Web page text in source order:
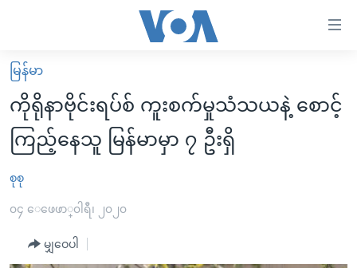
လွယ်ကူ
စေ
သည့်
Link
များ
ပင်မ
မူလစာမျက်နှာ
မြန်မာ
ကမ္ဘာ့သတင်းများ
အစ္စရေး-ပါလက်စတိုင်း
သတင်းလွတ်လပ်ခွင့်
အင်္ဂလိပ်စာလေ့လာမယ်
မြန်မာ
ကိုရိုနာဗိုင်းရပ်စ် ကူးစက်မှုသံသယနဲ့ စောင့်
ကြည့်နေသူ မြန်မာမှာ ၇ ဦးရှိ
စုစု
၀၄ ေဖေဖာ္၀ါရီ၊ ၂၀၂၀
မျှဝေပါ